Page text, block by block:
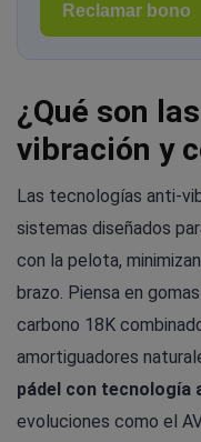
Reclamar bono
¿Qué son
vibración y
Las tecnologías anti-
sistemas diseñados
con la pelota,
brazo. Piensa en
carbono 18K
amortiguadores
pádel con tecnología
evoluciones como el